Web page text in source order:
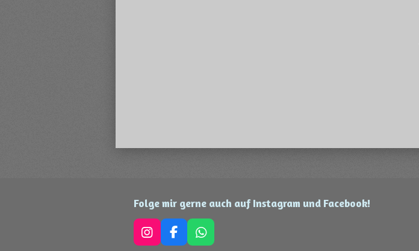
Folge mir gerne auch auf Instagram und Facebook!
I
F
W